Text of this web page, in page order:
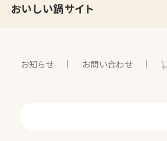
おいしい鍋サイト
お知らせ お問い合わせ